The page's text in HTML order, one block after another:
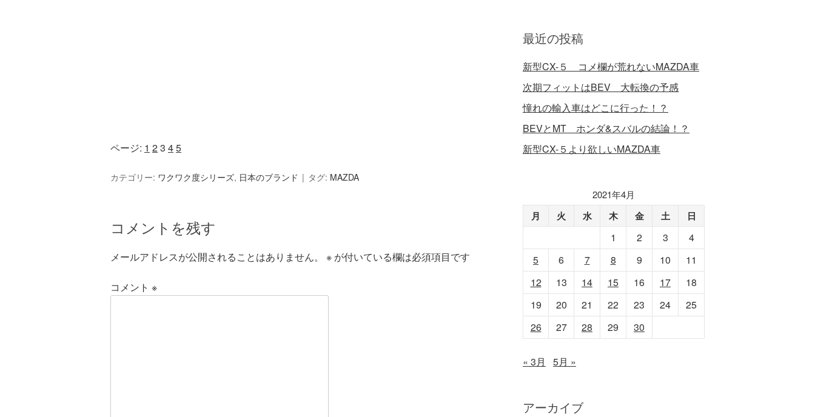
ページ: 1 23 45
カテゴリー: ワクワク度シリーズ, 日本のブランド タグ: MAZDA
コメントを残す
メールアドレスが公開されることはありません。 ※ が付いている欄は必須項目です
コメント ※
最近の投稿
新型CX-５ コメ欄が荒れないMAZDA車
次期フィットはBEV 大転換の予感
憧れの輸入車はどこに行った！？
BEVとMT ホンダ&スバルの結論！？
新型CX-５より欲しいMAZDA車
2021年4月
月 火 水 木 金 土 日
1 2 3
4
5
6 7 8 9 10
11
12
13 14 15 16 17
18
19
20 21 22 23 24
25
26
27 28 29 30
« 3月 5月 »
アーカイブ